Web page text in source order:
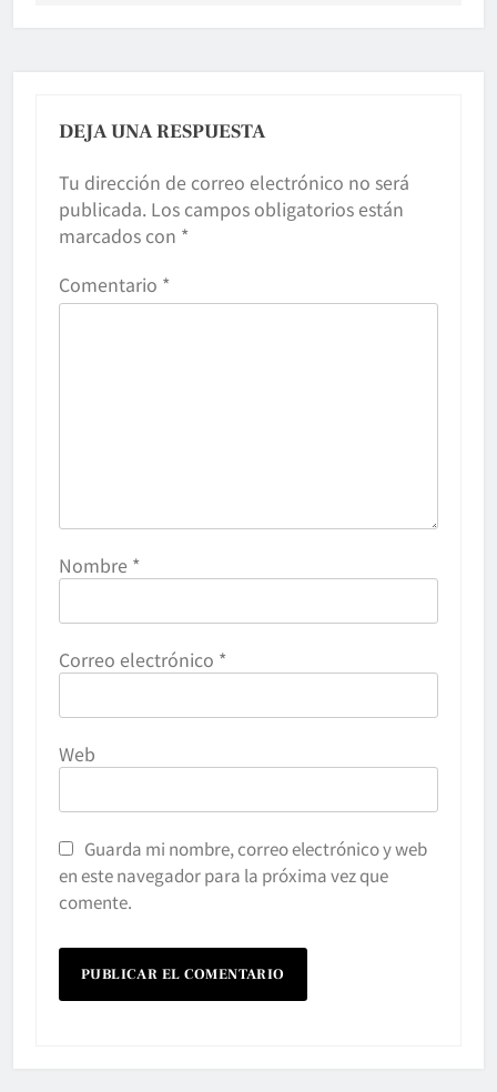
DEJA UNA RESPUESTA
Tu dirección de correo electrónico no será
publicada. Los campos obligatorios están
marcados con *
Comentario *
Nombre *
Correo electrónico *
Web
Guarda mi nombre, correo electrónico y web
en este navegador para la próxima vez que
comente.